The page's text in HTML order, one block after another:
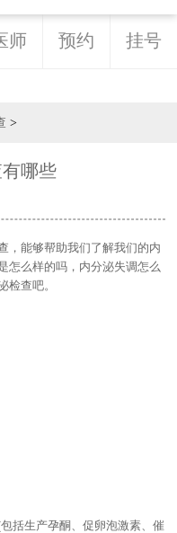
师 预约 挂号
>
哪些
能够帮助我们了解我们的内
怎么样的吗，内分泌失调怎么
检查吧。
生产孕酮、促卵泡激素、催